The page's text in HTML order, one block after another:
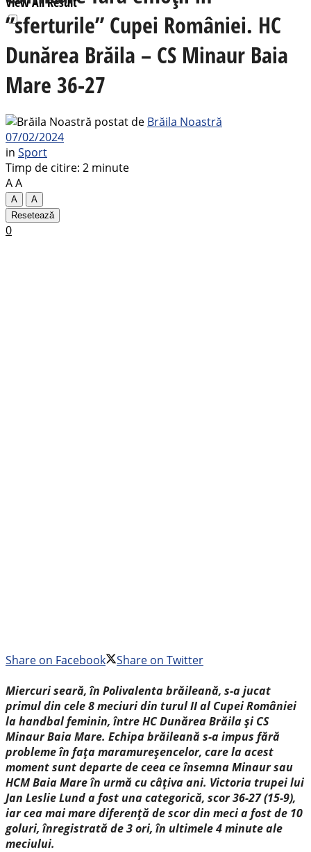
”sferturile” Cupei României. HC
Dunărea Brăila – CS Minaur Baia
Mare 36-27
postat de Brăila Noastră
07/02/2024
in Sport
Timp de citire: 2 minute
AA
A
A
Resetează
0
Share on Facebook
Share on Twitter
Miercuri seară, în Polivalenta brăileană, s-a jucat
primul din cele 8 meciuri din turul II al Cupei României
la handbal feminin, între HC Dunărea Brăila și CS
Minaur Baia Mare. Echipa brăileană s-a impus fără
probleme în fața maramureșencelor, care la acest
moment sunt departe de ceea ce însemna Minaur sau
HCM Baia Mare în urmă cu câțiva ani. Victoria trupei lui
Jan Leslie Lund a fost una categorică, scor 36-27 (15-9),
iar cea mai mare diferență de scor din meci a fost de 10
goluri, înregistrată de 3 ori, în ultimele 4 minute ale
meciului.